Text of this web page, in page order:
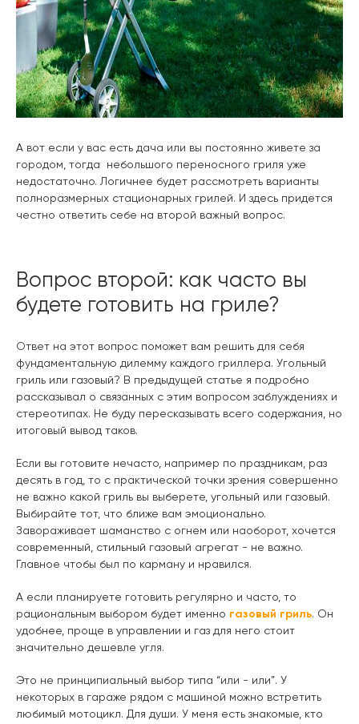
А вот если у вас есть дача или вы постоянно живете за
городом, тогда небольшого переносного гриля уже
недостаточно. Логичнее будет рассмотреть варианты
полноразмерных стационарных грилей. И здесь придется
честно ответить себе на второй важный вопрос.
Вопрос второй: как часто вы
будете готовить на гриле?
Ответ на этот вопрос поможет вам решить для себя
фундаментальную дилемму каждого гриллера. Угольный
гриль или газовый? В предыдущей статье я подробно
рассказывал о связанных с этим вопросом заблуждениях и
стереотипах. Не буду пересказывать всего содержания, но
итоговый вывод таков.
Если вы готовите нечасто, например по праздникам, раз
десять в год, то с практической точки зрения совершенно
не важно какой гриль вы выберете, угольный или газовый.
Выбирайте тот, что ближе вам эмоционально.
Завораживает шаманство с огнем или наоборот, хочется
современный, стильный газовый агрегат - не важно.
Главное чтобы был по карману и нравился.
А если планируете готовить регулярно и часто, то
рациональным выбором будет именно газовый гриль. Он
удобнее, проще в управлении и газ для него стоит
значительно дешевле угля.
Это не принципиальный выбор типа “или - или”. У
некоторых в гараже рядом с машиной можно встретить
любимый мотоцикл. Для души. У меня есть знакомые, кто